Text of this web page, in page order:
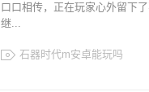
口口相传，正在玩家心外留下
继...
石器时代m安卓能玩吗